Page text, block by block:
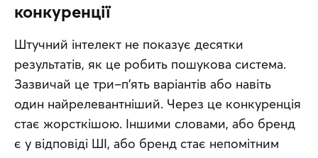
конкуренції
Штучний інтелект не показує десятки
результатів, як це робить пошукова система.
Зазвичай це три–п’ять варіантів або навіть
один найрелевантніший. Через це конкуренція
стає жорсткішою. Іншими словами, або бренд
є у відповіді ШІ, або бренд стає непомітним